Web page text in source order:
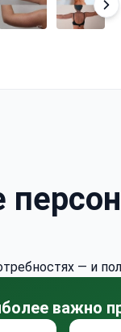
— и
важно